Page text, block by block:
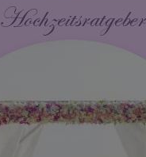
Hochzeitsratgeber